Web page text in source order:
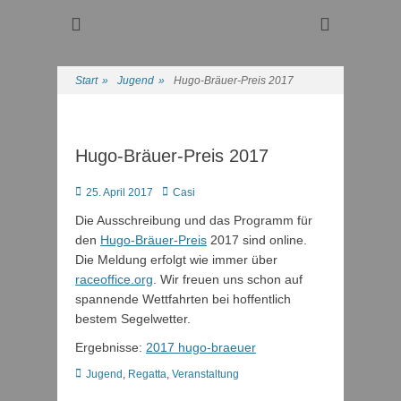
Wassersport-Verein
Regattasport und Wasserwandern - Freizeit mit der ganzen
Start » Jugend » Hugo-Bräuer-Preis 2017
Hugo-Bräuer-Preis 2017
Posted
25. April 2017 Autor
Casi
Die Ausschreibung und das Programm für
den Hugo-Bräuer-Preis 2017 sind online.
Die Meldung erfolgt wie immer über
raceoffice.org . Wir freuen uns schon auf
spannende Wettfahrten bei hoffentlich
bestem Segelwetter.
Ergebnisse: 2017 hugo-braeuer
Kategorien
Jugend , Regatta, Veranstaltung